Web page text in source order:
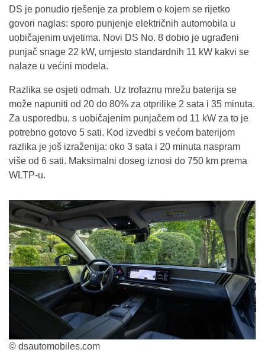
DS je ponudio rješenje za problem o kojem se rijetko
govori naglas: sporo punjenje električnih automobila u
uobičajenim uvjetima. Novi DS No. 8 dobio je ugrađeni
punjač snage 22 kW, umjesto standardnih 11 kW kakvi se
nalaze u većini modela.
Razlika se osjeti odmah. Uz trofaznu mrežu baterija se
može napuniti od 20 do 80% za otprilike 2 sata i 35 minuta.
Za usporedbu, s uobičajenim punjačem od 11 kW za to je
potrebno gotovo 5 sati. Kod izvedbi s većom baterijom
razlika je još izraženija: oko 3 sata i 20 minuta naspram
više od 6 sati. Maksimalni doseg iznosi do 750 km prema
WLTP-u.
© dsautomobiles.com